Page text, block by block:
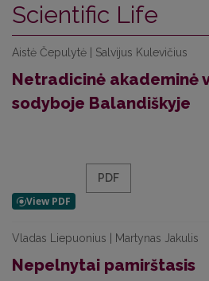
Scientific Life
Aistė Čepulytė | Salvijus Kulevičius
Netradicinė akademinė
sodyboje Balandiškyje
PDF
Vladas Liepuonius | Martynas Jakulis
Nepelnytai pamirštasis